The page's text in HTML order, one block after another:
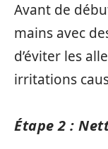
Avant de
mains avec
d’éviter les
irritations
Étape 2 :